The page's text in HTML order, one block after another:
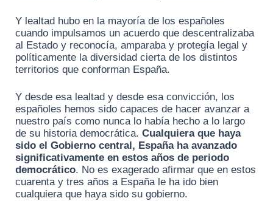
Y lealtad hubo en la mayoría de los españoles
cuando impulsamos un acuerdo que descentralizaba
al Estado y reconocía, amparaba y protegía legal y
políticamente la diversidad cierta de los distintos
territorios que conforman España.
Y desde esa lealtad y desde esa convicción, los
españoles hemos sido capaces de hacer avanzar a
nuestro país como nunca lo había hecho a lo largo
de su historia democrática. Cualquiera que haya
sido el Gobierno central, España ha avanzado
significativamente en estos años de periodo
democrático. No es exagerado afirmar que en estos
cuarenta y tres años a España le ha ido bien
cualquiera que haya sido su gobierno.